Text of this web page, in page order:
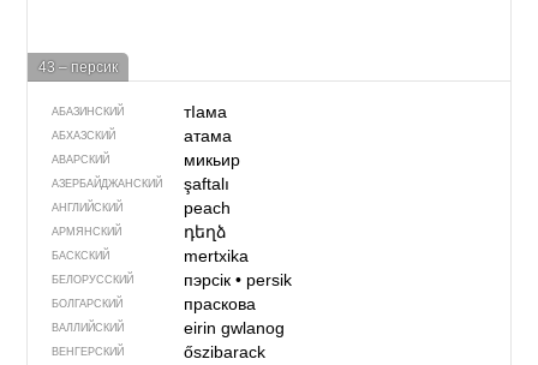
43 – персик
АБАЗИНСКИЙ тIама
АБХАЗСКИЙ атама
АВАРСКИЙ микьир
АЗЕРБАЙДЖАН­СКИЙ şaftalı
АНГЛИЙСКИЙ peach
АРМЯНСКИЙ դեղձ
БАСКСКИЙ mertxika
БЕЛОРУССКИЙ пэрсік• persik
БОЛГАРСКИЙ праскова
ВАЛЛИЙСКИЙ eirin gwlanog
ВЕНГЕРСКИЙ őszibarack